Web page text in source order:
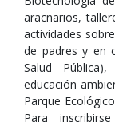
aracnarios,
actividades
de padres y en
Salud
educación
Parque
Para